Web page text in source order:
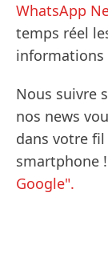
WhatsApp
temps réel
informations
Nous suivre
nos news
dans votre
smartphone !
Google".